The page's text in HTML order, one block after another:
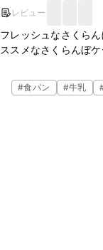
レビュー
フレッシュなさくら
ススメなさくらんぼ
ジで簡単に仕上げ、
り楽しく飾って、是
#食パン #牛乳